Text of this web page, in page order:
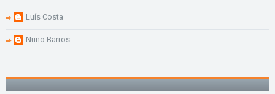
Luís Costa
Nuno Barros